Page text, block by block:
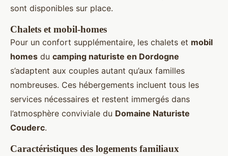
sont disponibles sur place.
Chalets et mobil-homes
Pour un confort supplémentaire, les chalets et mobil
homes du camping naturiste en Dordogne
s’adaptent aux couples autant qu’aux familles
nombreuses. Ces hébergements incluent tous les
services nécessaires et restent immergés dans
l’atmosphère conviviale du Domaine Naturiste
Couderc.
Caractéristiques des logements familiaux